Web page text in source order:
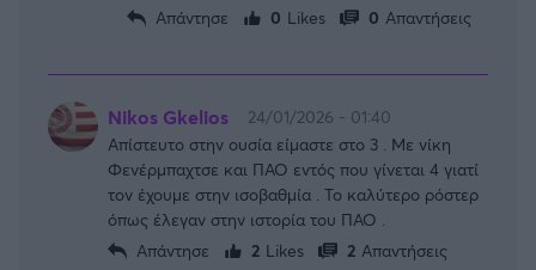
Απάντησε
0 Likes 0 Απαντήσεις
Nikos Gkelios
24/01/2026 - 01:40
Απίστευτο στην ουσία είμαστε στο 3 . Με νίκη
Φενέρμπαχτσε και ΠΑΟ εντός που γίνεται 4 γιατί
τον έχουμε στην ισοβαθμία . Το καλύτερο ρόστερ
όπως έλεγαν στην ιστορία του ΠΑΟ .
Απάντησε
2 Likes 2 Απαντήσεις